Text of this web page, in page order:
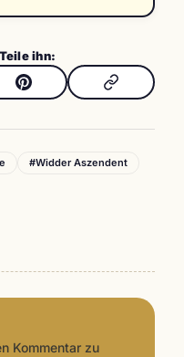
ihn:
#Widder Aszendent
Kommentar zu